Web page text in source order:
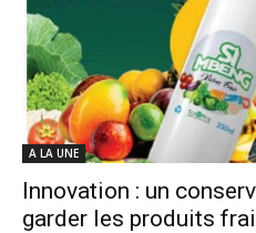
A LA UNE
Innovation : un
garder les produits